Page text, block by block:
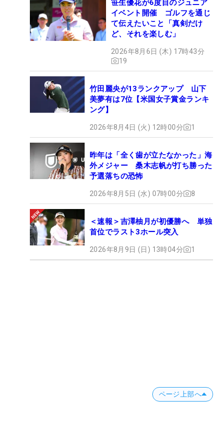
笹生優花が6度目のジュニア
イベント開催 ゴルフを通じ
て伝えたいこと「真剣だけ
ど、それを楽しむ」
2026年8月6日 (木) 17時43分
19
竹田麗央が13ランクアップ 山下
美夢有は7位【米国女子賞金ランキ
ング】
2026年8月4日 (火) 12時00分 1
昨年は「全く歯が立たなかった」海
外メジャー 桑木志帆が打ち勝った
予選落ちの恐怖
2026年8月5日 (水) 07時00分 8
＜速報＞吉澤柚月が初優勝へ 単独
首位でラスト3ホール突入
2026年8月9日 (日) 13時04分 1
ページ上部へ